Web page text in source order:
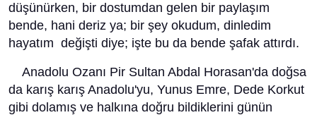
düşünürken, bir dostumdan gelen bir paylaşım
bende, hani deriz ya; bir şey okudum, dinledim
hayatım değişti diye; işte bu da bende şafak attırdı.
Anadolu Ozanı Pir Sultan Abdal Horasan'da doğsa
da karış karış Anadolu'yu, Yunus Emre, Dede Korkut
gibi dolamış ve halkına doğru bildiklerini günün